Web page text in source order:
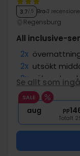
3.7/ 5 Bra 3
Regensburg
All inclusive-
2x
2x utsökt
2x
2x Gratis dryck
1x Sen
Se allt som
SALE
aug pp
Totalt